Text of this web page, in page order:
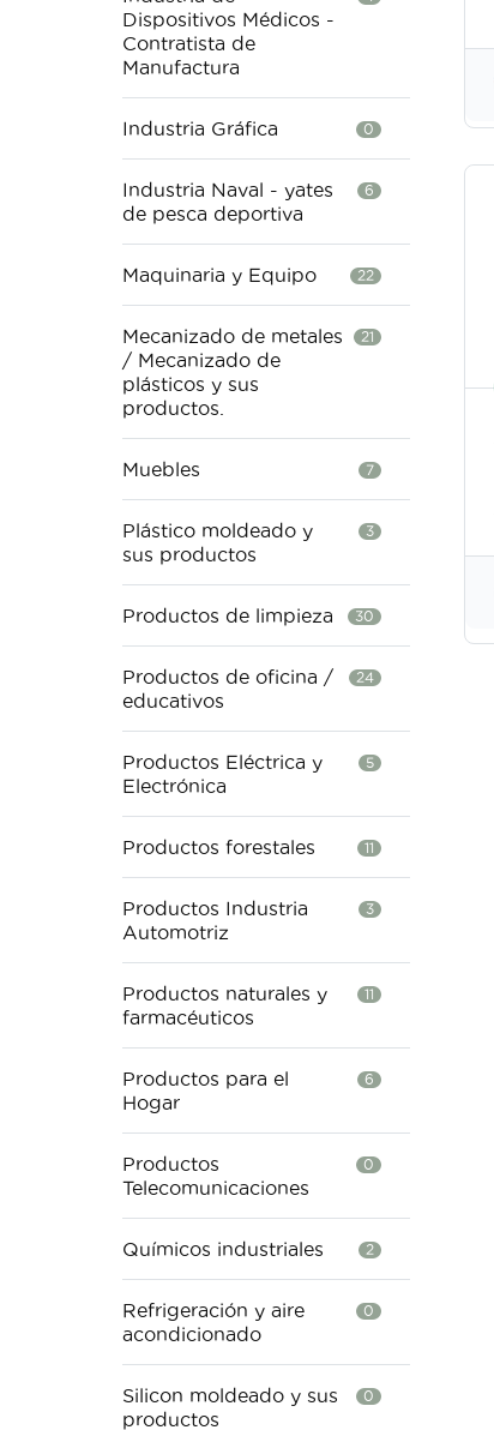
Dispositivos Médicos -
Contratista de
Manufactura
Industria Gráfica 0
Industria Naval - yates
de pesca deportiva
6
Maquinaria y Equipo 22
Mecanizado de metales
/ Mecanizado de
plásticos y sus
productos.
21
Muebles 7
Plástico moldeado y
sus productos
3
Productos de limpieza 30
Productos de oficina /
educativos
24
Productos Eléctrica y
Electrónica
5
Productos forestales 11
Productos Industria
Automotriz
3
Productos naturales y
farmacéuticos
11
Productos para el
Hogar
6
Productos
Telecomunicaciones
0
Químicos industriales 2
Refrigeración y aire
acondicionado
0
Silicon moldeado y sus
productos
0